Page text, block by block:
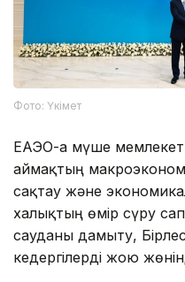
Фото: Үкімет
ЕАЭО-ға мүше
аймақтың
сақтау және
халықтың өмір сүру
сауданы дамыту,
кедергілерді жою